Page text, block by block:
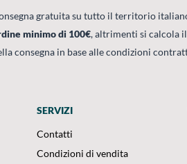
gratuita su tutto il territorio
minimo di 100€, altrimenti si calcola
consegna in base alle condizioni
SERVIZI
Contatti
Condizioni di vendita